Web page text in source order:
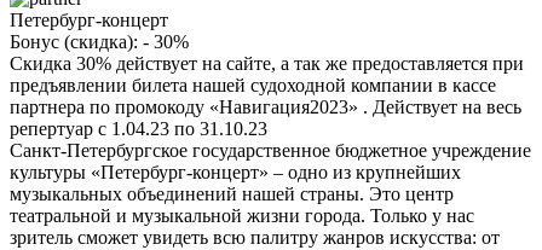
Петербург-концерт
Бонус (скидка): - 30%
Скидка 30% действует на сайте, а так же предоставляется при
предъявлении билета нашей судоходной компании в кассе
партнера по промокоду «Навигация2023» . Действует на весь
репертуар с 1.04.23 по 31.10.23
Санкт-Петербургское государственное бюджетное учреждение
культуры «Петербург-концерт» – одно из крупнейших
музыкальных объединений нашей страны. Это центр
театральной и музыкальной жизни города. Только у нас
зритель сможет увидеть всю палитру жанров искусства: от